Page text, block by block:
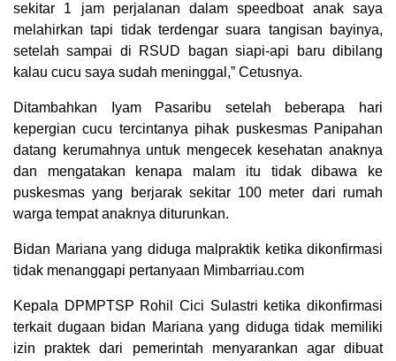
sekitar 1 jam perjalanan dalam speedboat anak saya
melahirkan tapi tidak terdengar suara tangisan bayinya,
setelah sampai di RSUD bagan siapi-api baru dibilang
kalau cucu saya sudah meninggal,” Cetusnya.
Ditambahkan Iyam Pasaribu setelah beberapa hari
kepergian cucu tercintanya pihak puskesmas Panipahan
datang kerumahnya untuk mengecek kesehatan anaknya
dan mengatakan kenapa malam itu tidak dibawa ke
puskesmas yang berjarak sekitar 100 meter dari rumah
warga tempat anaknya diturunkan.
Bidan Mariana yang diduga malpraktik ketika dikonfirmasi
tidak menanggapi pertanyaan Mimbarriau.com
Kepala DPMPTSP Rohil Cici Sulastri ketika dikonfirmasi
terkait dugaan bidan Mariana yang diduga tidak memiliki
izin praktek dari pemerintah menyarankan agar dibuat